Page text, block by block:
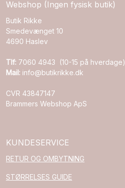
Webshop (Ingen fysisk butik)
Butik Rikke
Smedevænget 10
4690 Haslev
Tlf: 7060 4943 (10-15 på hverdage)
Mail: info@butikrikke.dk
CVR 43847147
Brammers Webshop ApS
KUNDESERVICE
RETUR OG OMBYTNING
STØRRELSES GUIDE